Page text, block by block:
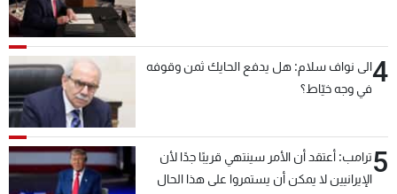
4الى نواف سلام: هل يدفع الحايك ثمن وقوفه
في وجه خيّاط؟
5ترامب: أعتقد أن الأمر سينتهي قريبًا جدًا لأن
الإيرانيين لا يمكن أن يستمروا على هذا الحال